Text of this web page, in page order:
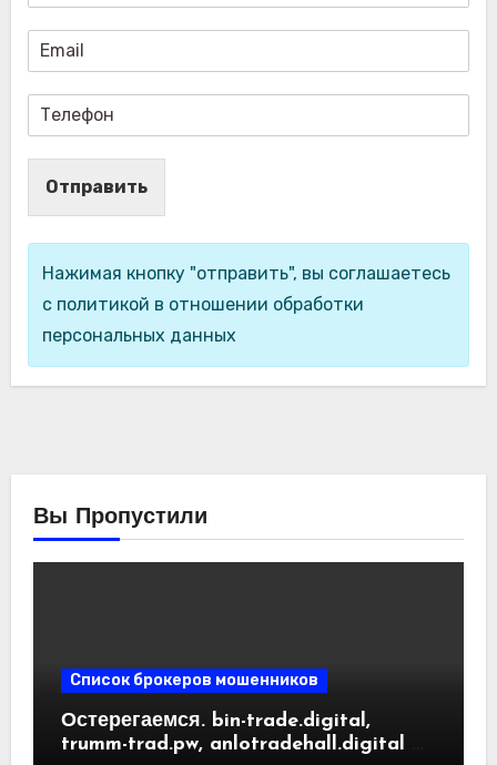
Отправить
Нажимая кнопку "отправить", вы соглашаетесь
с политикой в отношении обработки
персональных данных
Вы Пропустили
Список брокеров мошенников
Остерегаемся. bin-trade.digital,
trumm-trad.pw, anlotradehall.digital —